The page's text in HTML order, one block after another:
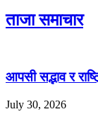
ताजा समाचार
आपसी सद्भाव र
July 30, 2026